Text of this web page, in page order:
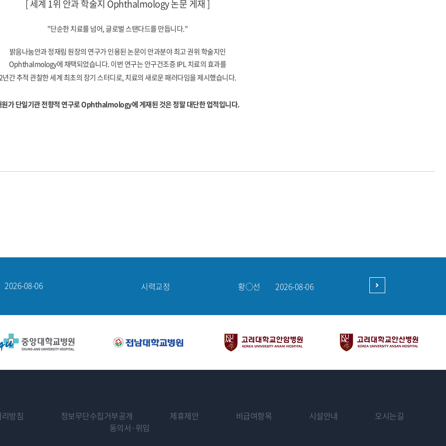
[ 세계 1위 안과 학술지 Ophthalmology 논문 게재 ]
"단순한 치료를 넘어, 글로벌 스탠다드를 만듭니다."
밝음나눔안과 정재림 원장의 연구가 인용된 논문이 안과분야 최고 권위 학술지인
Ophthalmology에 채택되었습니다. 이번 연구는 안구건조증 IPL 치료의 효과를
년간 추적 관찰한 세계 최초의 장기 스터디로, 치료의 새로운 패러다임을 제시했습니다.
원가 단일기관 전향적 연구로 Ophthalmology에 게재된 것은 정말 대단한 업적입니다.
2026-08-06
2026-08-06
노안·백내장
홍○기
2026-08-06
시력교정
황○선
2026-08-06
망막·녹내장
강○민 2026-08-06
방침 정보무단수집거부공개 제휴제안 비급여항목 시설안내
오시는길
동의서·위임